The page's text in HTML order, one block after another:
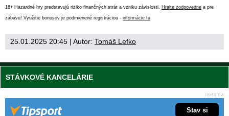
18+ Hazardné hry predstavujú riziko finančných strát a vzniku závislosti. Hrajte zodpovedne a pre
zábavu! Využitie bonusov je podmienené registráciou - informácie tu.
25.01.2025 20:45 | Autor: Tomáš Lefko
STÁVKOVÉ KANCELÁRIE
Stav si